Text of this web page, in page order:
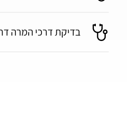
בדיקת דרכי המרה